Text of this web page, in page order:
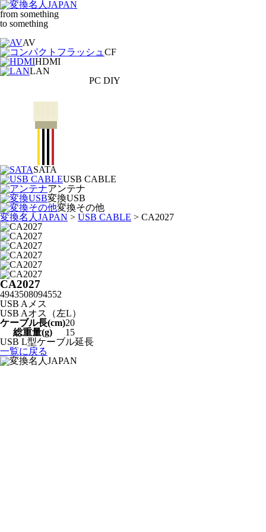
from something
to something
AV
CF
HDMI
LAN
PC DIY
SATA
USB CABLE
アンテナ
変換USB
変換その他
変換名人JAPAN > USB CABLE > CA2027
CA2027
4943508094552
USB Aメス
USB Aオス（左L）
ケーブル長(cm)20
総重量(g)
15
USB L型ケーブル延長
一覧に戻る